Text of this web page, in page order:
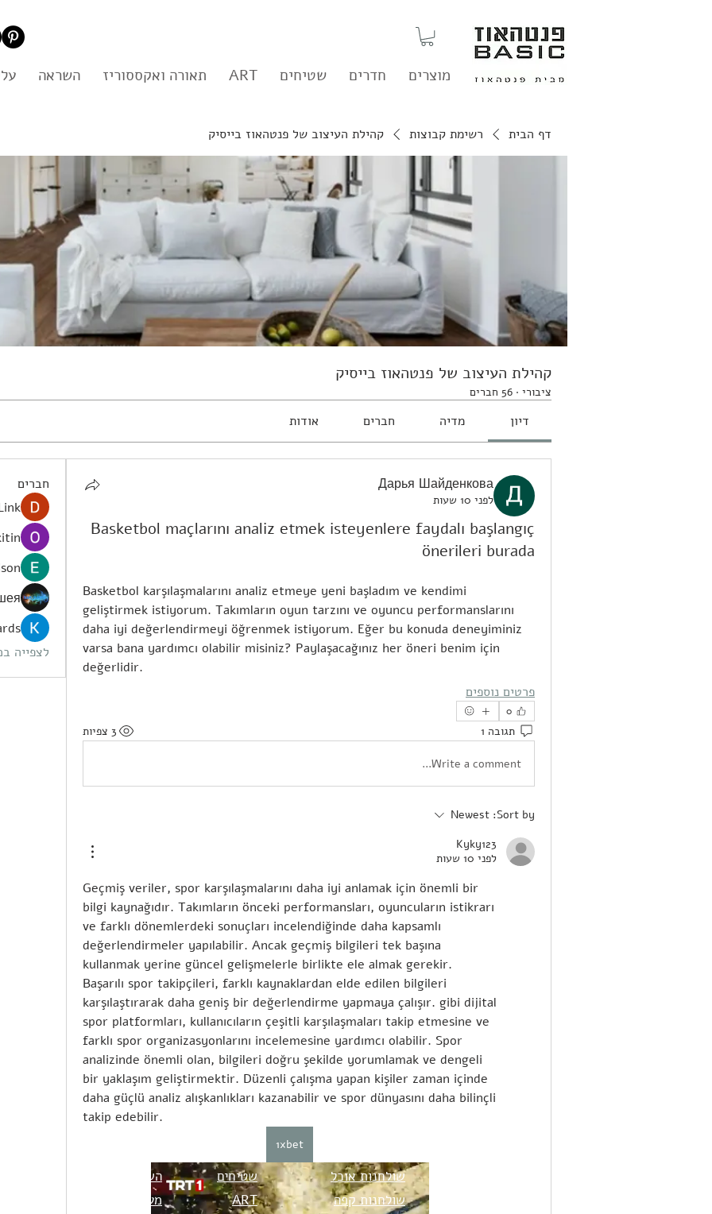
מוצרים חדרים שטיחים ART תאורה ואקססוריז השראה
דף הבית רשימת קבוצות קהילת העיצוב של פנטהאוז בייסיק
קהילת העיצוב של פנטהאוז בייסיק
ציבורי · 56 חברים
דיון מדיה חברים אודות
Дарья Шайденкова
לפני 10 שעות
Basketbol maçlarını analiz etmek isteyenlere faydalı başlangıç
önerileri burada
Basketbol karşılaşmalarını analiz etmeye yeni başladım ve kendimi
geliştirmek istiyorum. Takımların oyun tarzını ve oyuncu performanslarını
daha iyi değerlendirmeyi öğrenmek istiyorum. Eğer bu konuda deneyiminiz
varsa bana yardımcı olabilir misiniz? Paylaşacağınız her öneri benim için
değerlidir.
פרטים נוספים
0
תגובה 1 3 צפיות
Write a comment...
Sort by:
Newest
Kyky123
לפני 10 שעות
Geçmiş veriler, spor karşılaşmalarını daha iyi anlamak için önemli bir
bilgi kaynağıdır. Takımların önceki performansları, oyuncuların istikrarı
ve farklı dönemlerdeki sonuçları incelendiğinde daha kapsamlı
değerlendirmeler yapılabilir. Ancak geçmiş bilgileri tek başına
kullanmak yerine güncel gelişmelerle birlikte ele almak gerekir.
Başarılı spor takipçileri, farklı kaynaklardan elde edilen bilgileri
karşılaştırarak daha geniş bir değerlendirme yapmaya çalışır. gibi dijital
spor platformları, kullanıcıların çeşitli karşılaşmaları takip etmesine ve
farklı spor organizasyonlarını incelemesine yardımcı olabilir. Spor
analizinde önemli olan, bilgileri doğru şekilde yorumlamak ve dengeli
bir yaklaşım geliştirmektir. Düzenli çalışma yapan kişiler zaman içinde
daha güçlü analiz alışkanlıkları kazanabilir ve spor dünyasını daha bilinçli
takip edebilir.
1xbet
חברים
לצפייה
השראה
מעצבים
שטיחים
ART
שולחנות אוכל
שולחנות קפה